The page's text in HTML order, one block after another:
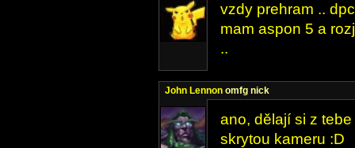
vzdy prehram ..
mam aspon 5 a
..
John Lennon omfg nick
ano, dělají si z
skrytou kameru :D